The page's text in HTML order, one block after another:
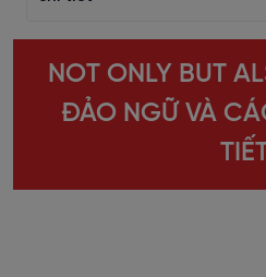
NOT ONLY BUT
ĐẢO NGỮ VÀ